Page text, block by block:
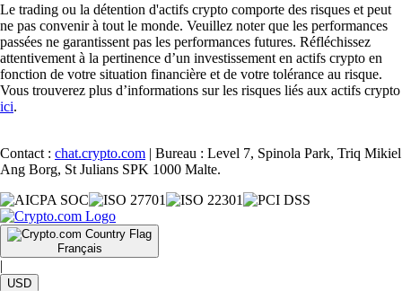
Le trading ou la détention d'actifs crypto comporte des risques et peut
ne pas convenir à tout le monde. Veuillez noter que les performances
passées ne garantissent pas les performances futures. Réfléchissez
attentivement à la pertinence d’un investissement en actifs crypto en
fonction de votre situation financière et de votre tolérance au risque.
Vous trouverez plus d’informations sur les risques liés aux actifs crypto
ici.
Contact : chat.crypto.com | Bureau : Level 7, Spinola Park, Triq Mikiel
Ang Borg, St Julians SPK 1000 Malte.
Français
|
USD